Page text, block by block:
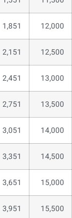
12,000
1,851
12,500
2,151
13,000
2,451
13,500
2,751
14,000
3,051
14,500
3,351
15,000
3,651
15,500
3,951